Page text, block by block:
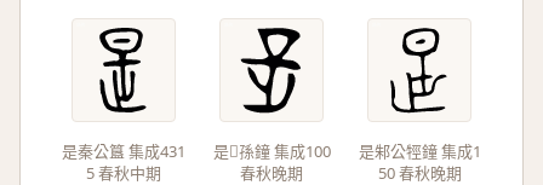
是秦公簋 集成431
5 春秋中期
是孫鐘 集成100
春秋晚期
是邾公牼鐘 集成1
50 春秋晚期